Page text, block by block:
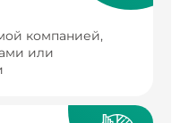
компанией,
или